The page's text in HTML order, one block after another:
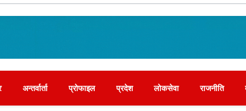
अन्तर्वार्ता प्रोफाइल प्रदेश लोकसेवा राजनीति